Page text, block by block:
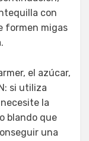
con
formen migas
el azúcar,
si utiliza
la
blando que
una